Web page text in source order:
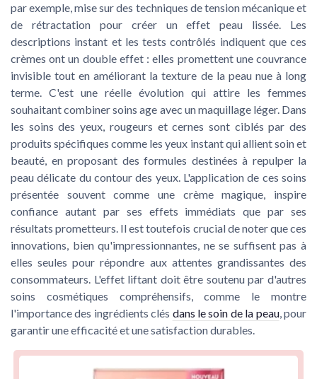
par exemple, mise sur des techniques de tension mécanique et
de rétractation pour créer un effet peau lissée. Les
descriptions instant et les tests contrôlés indiquent que ces
crèmes ont un double effet : elles promettent une couvrance
invisible tout en améliorant la texture de la peau nue à long
terme. C'est une réelle évolution qui attire les femmes
souhaitant combiner soins age avec un maquillage léger. Dans
les soins des yeux, rougeurs et cernes sont ciblés par des
produits spécifiques comme les yeux instant qui allient soin et
beauté, en proposant des formules destinées à repulper la
peau délicate du contour des yeux. L'application de ces soins
présentée souvent comme une crème magique, inspire
confiance autant par ses effets immédiats que par ses
résultats prometteurs. Il est toutefois crucial de noter que ces
innovations, bien qu'impressionnantes, ne se suffisent pas à
elles seules pour répondre aux attentes grandissantes des
consommateurs. L'effet liftant doit être soutenu par d'autres
soins cosmétiques compréhensifs, comme le montre
l'importance des ingrédients clés dans le soin de la peau, pour
garantir une efficacité et une satisfaction durables.